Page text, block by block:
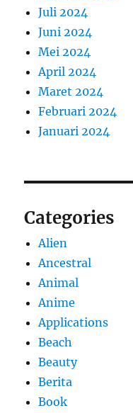
Juli 2024
Juni 2024
Mei 2024
April 2024
Maret 2024
Februari 2024
Januari 2024
Categories
Alien
Ancestral
Animal
Anime
Applications
Beach
Beauty
Berita
Book